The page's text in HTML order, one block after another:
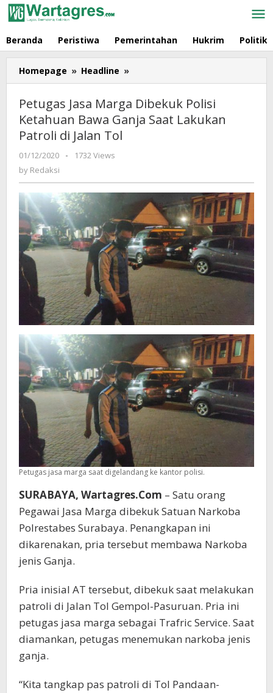
Skip
to
Beranda Peristiwa Pemerintahan Hukrim Politik
Homepage » Headline »
Jasa
Marga
Dibekuk
Polisi
Lakukan
Patroli
di
Jalan
Tol
Petugas Jasa Marga Dibekuk Polisi
Ketahuan Bawa Ganja Saat Lakukan
Patroli di Jalan Tol
01/12/2020
by
-
1732 Views
by Redaksi
Petugas jasa marga saat digelandang ke kantor polisi.
SURABAYA, Wartagres.Com – Satu orang
Pegawai Jasa Marga dibekuk Satuan Narkoba
Polrestabes Surabaya. Penangkapan ini
dikarenakan, pria tersebut membawa Narkoba
jenis Ganja.
Pria inisial AT tersebut, dibekuk saat melakukan
patroli di Jalan Tol Gempol-Pasuruan. Pria ini
petugas jasa marga sebagai Trafric Service. Saat
diamankan, petugas menemukan narkoba jenis
ganja.
“Kita tangkap pas patroli di Tol Pandaan-